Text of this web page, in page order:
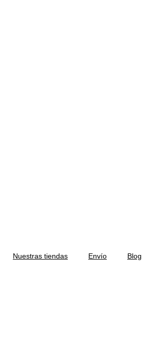
Nuestras tiendas Envío Blog